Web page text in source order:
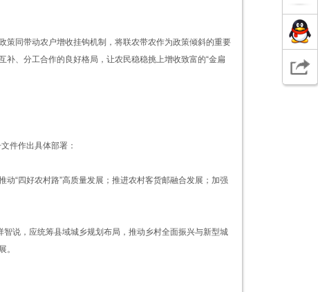
策同带动农户增收挂钩机制，将联农带农作为政策倾斜的重要
、分工合作的良好格局，让农民稳稳挑上增收致富的“金扁
件作出具体部署：
“四好农村路”高质量发展；推进农村客货邮融合发展；加强
说，应统筹县域城乡规划布局，推动乡村全面振兴与新型城
。